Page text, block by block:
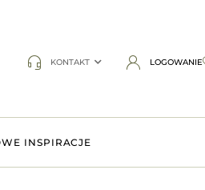
KONTAKT LOGOWANIE
INSPIRACJE